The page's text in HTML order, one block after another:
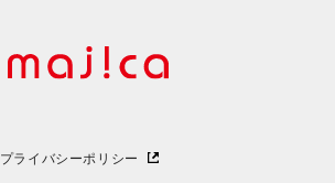
プライバシーポリシー